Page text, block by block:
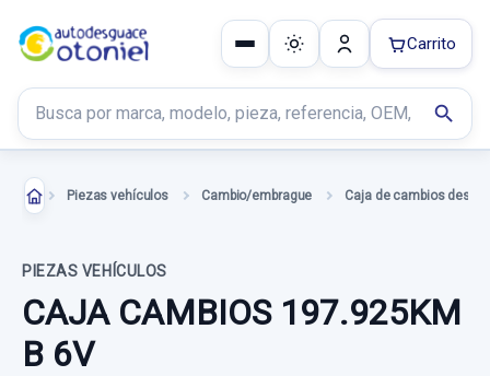
Buscar productos
search
Carrito
Piezas vehículos Cambio/embrague Caja de cambios
PIEZAS VEHÍCULOS
CAJA CAMBIOS 197.925KM
B 6V